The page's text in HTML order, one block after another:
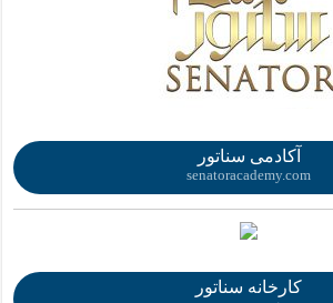
آکادمی سناتور
senatoracademy.com
کارخانه سناتور